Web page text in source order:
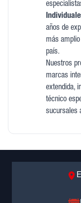
años de
más
país.
Nuestros
marcas
extendida,
técnico
sucursales